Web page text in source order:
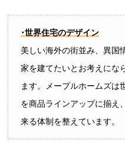
･世界住宅のデザイン
美しい海外の街並み、異国
家を建てたいとお考えにな
ます。メープルホームズは
を商品ラインアップに揃え
来る体制を整えています。